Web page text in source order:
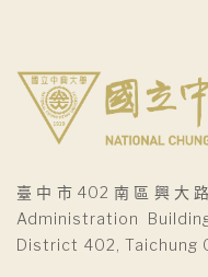
臺中市402南區興大
Administration
District 402, Taichung